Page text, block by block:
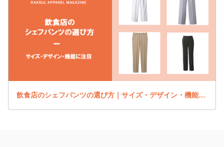
飲食店のシェフパンツの選び方｜サイズ・デザイン・機能に注目